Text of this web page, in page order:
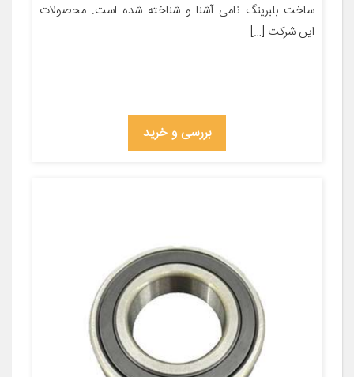
ساخت بلبرینگ نامی آشنا و شناخته شده است. محصولات
این شرکت […]
بررسی و خرید